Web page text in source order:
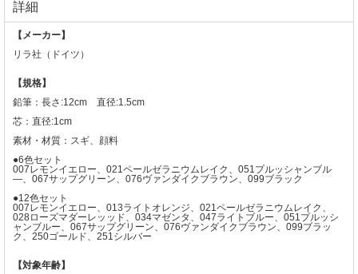
詳細
【メーカー】
リラ社（ドイツ）
【規格】
鉛筆：長さ:12cm 直径:1.5cm
芯： 直径:1cm
素材・材質：スギ、顔料
●6色セット
007レモンイエロー、021ペールゼラニウムレイク、051プルッシャンブル
―、067サップグリーン、 076ヴァンダイクブラウン、099ブラック
●12色セット
007レモンイエロー、013ライトオレンジ、021ペールゼラニウムレイク、
028ローズマダーレッッド、 034マゼンタ、047ライトブルー、051プルッシ
ャンブルー、067サップグリーン、 076ヴァンダイクブラウン、099ブラッ
ク、250ゴールド、251シルバー
【対象年齢】